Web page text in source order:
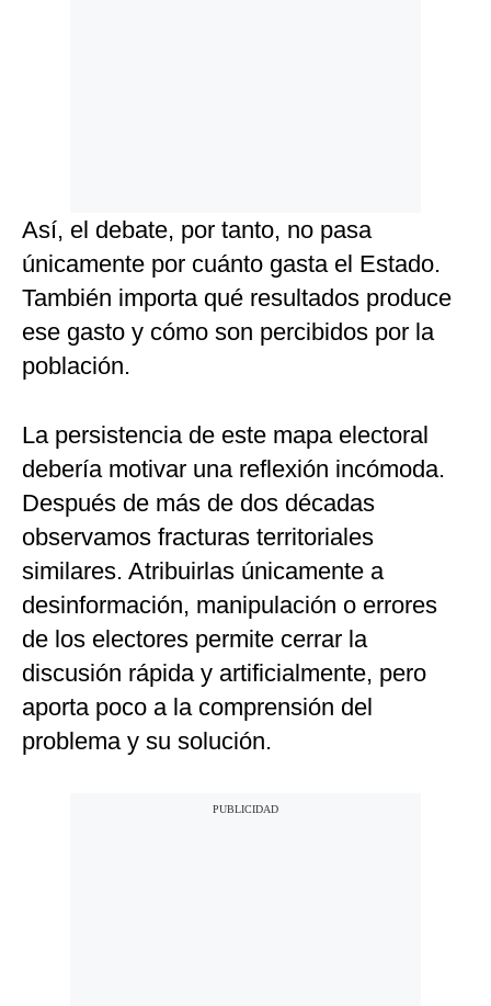
Así, el debate, por tanto, no pasa
únicamente por cuánto gasta el Estado.
También importa qué resultados produce
ese gasto y cómo son percibidos por la
población.
La persistencia de este mapa electoral
debería motivar una reflexión incómoda.
Después de más de dos décadas
observamos fracturas territoriales
similares. Atribuirlas únicamente a
desinformación, manipulación o errores
de los electores permite cerrar la
discusión rápida y artificialmente, pero
aporta poco a la comprensión del
problema y su solución.